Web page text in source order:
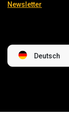
Newsletter
Deutsch